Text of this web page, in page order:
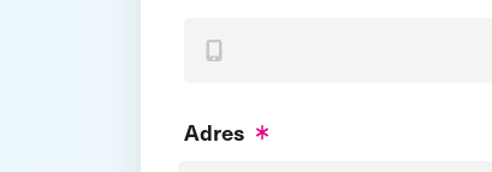
Adres